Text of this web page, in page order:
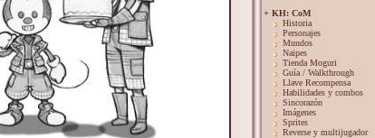
+ KH: CoM
Historia
Personajes
Mundos
Naipes
Tienda Moguri
Guía / Walkthrough
Llave Recompensa
Habilidades y combos
Sincorazón
Imágenes
Sprites
Reverse y multijugador